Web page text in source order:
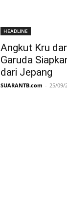
HEADLINE
Angkut Kru
Garuda
dari Jepang
SUARANTB.com - 25/09/